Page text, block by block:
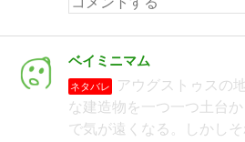
ベイミニマム
ネタバレ
アウグストゥスの
な建造物を一つ一つ土台
で気が遠くなる。しかし